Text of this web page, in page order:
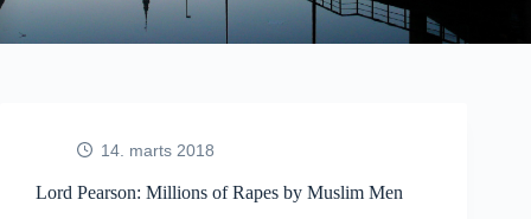
14. marts 2018
Lord Pearson: Millions of Rapes by Muslim Men